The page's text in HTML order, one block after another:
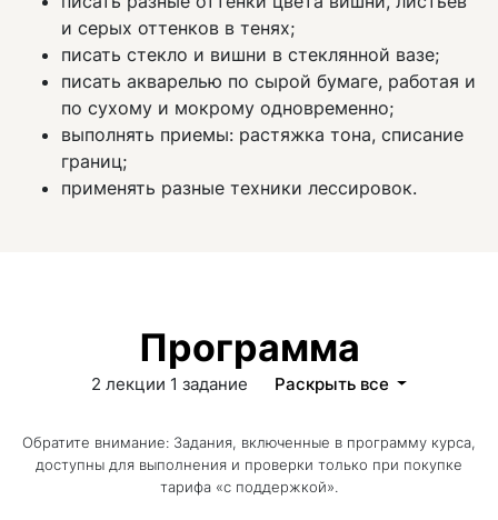
и серых оттенков в тенях;
писать стекло и вишни в стеклянной вазе;
писать акварелью по сырой бумаге, работая и
по сухому и мокрому одновременно;
выполнять приемы: растяжка тона, списание
границ;
применять разные техники лессировок.
Программа
2 лекции 1 задание Раскрыть все
Обратите внимание: Задания, включенные в программу курса,
доступны для выполнения и проверки только при покупке
тарифа «с поддержкой».